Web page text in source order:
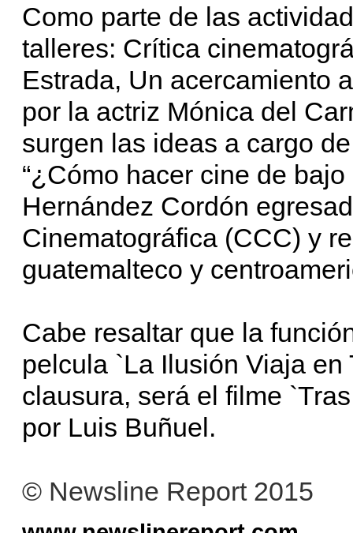
Como parte de las
talleres: Crítica
Estrada, Un acercamiento
por la actriz Mónica del
surgen las ideas a cargo
“¿Cómo hacer cine de
Hernández Cordón
Cinematográfica (CCC) y
guatemalteco y
Cabe resaltar que la
pelcula `La Ilusión Viaja en
clausura, será el filme
por Luis Buñuel.
© Newsline Report 2015